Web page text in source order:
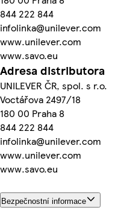
844 222 844
infolinka@unilever.com
www.unilever.com
www.savo.eu
Adresa distributora
UNILEVER ČR, spol. s r.o.
Voctářova 2497/18
180 00 Praha 8
844 222 844
infolinka@unilever.com
www.unilever.com
www.savo.eu
Bezpečnostní informace